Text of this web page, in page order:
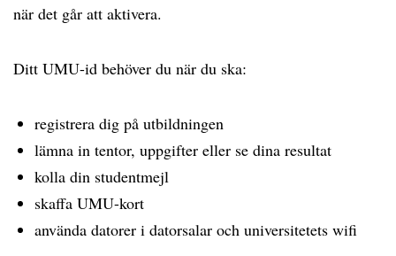
när det går att aktivera.
Ditt UMU-id behöver du när du ska:
registrera dig på utbildningen
lämna in tentor, uppgifter eller se dina resultat
kolla din studentmejl
skaffa UMU-kort
använda datorer i datorsalar och universitetets wifi